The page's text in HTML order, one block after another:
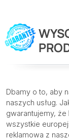
Dbamy o to, aby
naszych usług.
gwarantujemy, że
wszystkie
reklamowa z